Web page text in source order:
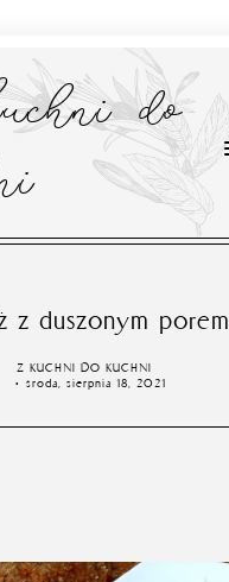
do
z duszonym porem
Z KUCHNI DO KUCHNI
środa, sierpnia 18, 2021